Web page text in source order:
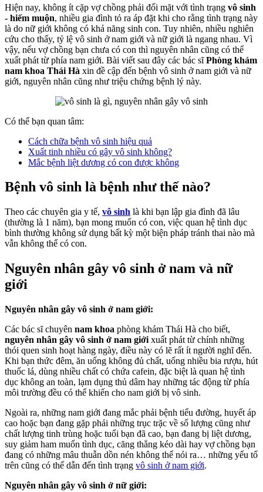
Hiện nay, không ít cặp vợ chồng phải đối mặt với tình trạng vô sinh
- hiếm muộn, nhiều gia đình tỏ ra áp đặt khi cho rằng tình trạng này
là do nữ giới không có khả năng sinh con. Tuy nhiên, nhiều nghiên
cứu cho thấy, tỷ lệ vô sinh ở nam giới và nữ giới là ngang nhau. Vì
vậy, nếu vợ chồng bạn chưa có con thì nguyên nhân cũng có thể
xuất phát từ phía nam giới. Bài viết sau đây các bác sĩPhòng khám
nam khoa Thái Hà xin đề cập đến bệnh vô sinh ở nam giới và nữ
giới, nguyên nhân cũng như triệu chứng bệnh lý này.
Có thể bạn quan tâm:
Cách chữa bệnh vô sinh hiệu quả
Xuất tinh nhiều có gây vô sinh không?
Mắc bệnh liệt dương có con được không
Bệnh vô sinh là bệnh như thế nào?
Theo các chuyên gia y tế, vô sinh là khi bạn lập gia đình đã lâu
(thường là 1 năm), bạn mong muốn có con, việc quan hệ tình dục
bình thường không sử dụng bất kỳ một biện pháp tránh thai nào mà
vẫn không thể có con.
Nguyên nhân gây vô sinh ở nam và nữ
giới
Nguyên nhân gây vô sinh ở nam giới:
Các bác sĩ chuyên nam khoa phòng khám Thái Hà cho biết,
nguyên nhân gây vô sinh ở nam giới xuất phát từ chính những
thói quen sinh hoạt hàng ngày, điều này có lẽ rất ít người nghĩ đến.
Khi bạn thức đêm, ăn uống không đủ chất, uống nhiều bia rượu, hút
thuốc lá, dùng nhiều chất có chứa cafein, đặc biệt là quan hệ tình
dục không an toàn, lạm dụng thủ dâm hay những tác động từ phía
môi trường đều có thể khiến cho nam giới bị vô sinh.
Ngoài ra, những nam giới đang mắc phải bệnh tiểu đường, huyết áp
cao hoặc bạn đang gặp phải những trục trặc về số lượng cũng như
chất lượng tinh trùng hoặc tuổi bạn đã cao, bạn đang bị liệt dương,
suy giảm ham muốn tình dục, căng thẳng kéo dài hay vợ chồng bạn
đang có những mâu thuẫn dồn nén không thể nói ra… những yếu tố
trên cũng có thể dẫn đến tình trạng vô sinh ở nam giới.
Nguyên nhân gây vô sinh ở nữ giới: